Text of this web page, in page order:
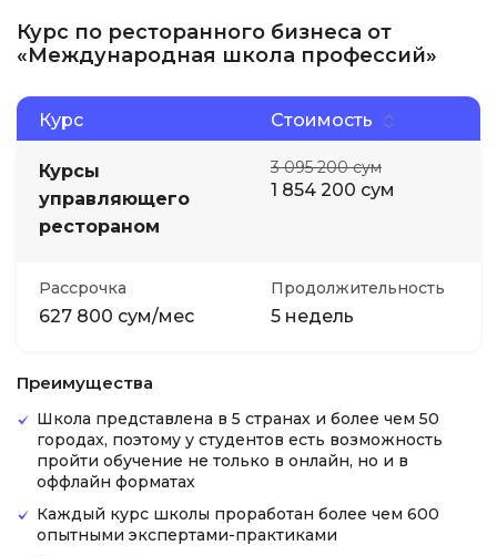
Курс по ресторанного бизнеса от
«Международная школа профессий»
Курс Стоимость
Курсы
управляющего
рестораном
3 095 200 сум
1 854 200 сум
Рассрочка
627 800 сум/мес
Продолжительность
5 недель
Преимущества
Школа представлена в 5 странах и более чем 50
городах, поэтому у студентов есть возможность
пройти обучение не только в онлайн, но и в
оффлайн форматах
Каждый курс школы проработан более чем 600
опытными экспертами-практиками